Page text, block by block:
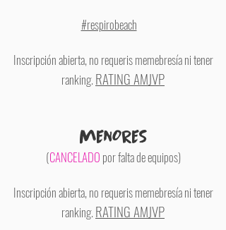
#respirobeach
Inscripción abierta, no requeris memebresía ni tener
ranking. RATING AMJVP
MENORES
(CANCELADO por falta de equipos)
Inscripción abierta, no requeris memebresía ni tener
ranking. RATING AMJVP